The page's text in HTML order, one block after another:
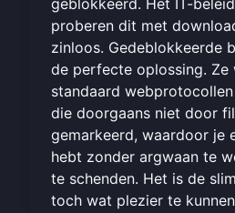
proberen dit met
zinloos. Gedeblokkeerde
de perfecte oplossing. Ze
standaard
die doorgaans niet door
gemarkeerd, waardoor je
hebt zonder argwaan te
te schenden. Het is de
toch wat plezier te